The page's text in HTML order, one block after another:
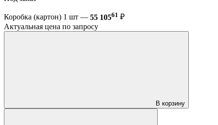
Коробка (картон) 1 шт — 55 10561 ₽
Актуальная цена по запросу
В корзину